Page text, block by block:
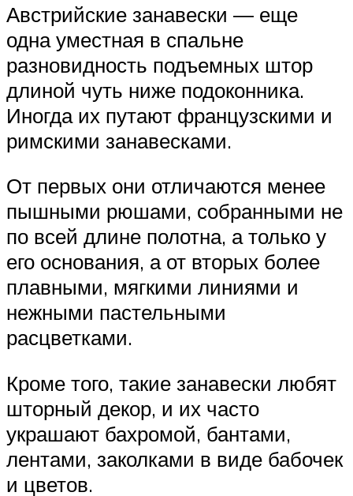
Австрийские занавески ― еще
одна уместная в спальне
разновидность подъемных штор
длиной чуть ниже подоконника.
Иногда их путают французскими и
римскими занавесками.
От первых они отличаются менее
пышными рюшами, собранными не
по всей длине полотна, а только у
его основания, а от вторых более
плавными, мягкими линиями и
нежными пастельными
расцветками.
Кроме того, такие занавески любят
шторный декор, и их часто
украшают бахромой, бантами,
лентами, заколками в виде бабочек
и цветов.